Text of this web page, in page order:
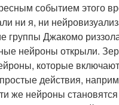
событием этого
ни я, ни
группы Джакомо
нейроны открыли.
которые
действия,
же нейроны